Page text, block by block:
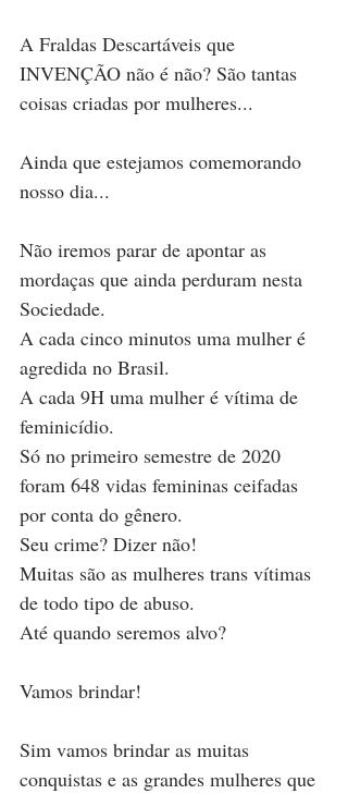
A Fraldas Descartáveis que
INVENÇÃO não é não? São tantas
coisas criadas por mulheres...
Ainda que estejamos comemorando
nosso dia...
Não iremos parar de apontar as
mordaças que ainda perduram nesta
Sociedade.
A cada cinco minutos uma mulher é
agredida no Brasil.
A cada 9H uma mulher é vítima de
feminicídio.
Só no primeiro semestre de 2020
foram 648 vidas femininas ceifadas
por conta do gênero.
Seu crime? Dizer não!
Muitas são as mulheres trans vítimas
de todo tipo de abuso.
Até quando seremos alvo?
Vamos brindar!
Sim vamos brindar as muitas
conquistas e as grandes mulheres que